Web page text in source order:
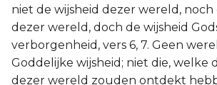
niet de wijsheid dezer wereld,
dezer wereld, doch de wijsheid
verborgenheid, vers 6, 7. Geen
Goddelijke wijsheid; niet die, welke
dezer wereld zouden ontdekt